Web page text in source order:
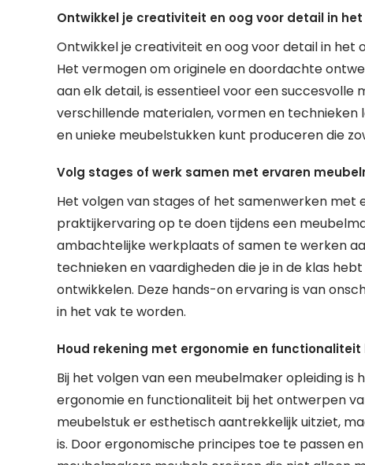
Ontwikkel je creativiteit en oog voor detail in
Ontwikkel je creativiteit en oog voor detail in
Het vermogen om originele en doordachte
aan elk detail, is essentieel voor een
verschillende materialen, vormen en
en unieke meubelstukken kunt produceren die
Volg stages of werk samen met ervaren
Het volgen van stages of het samenwerken met
praktijkervaring op te doen tijdens een
ambachtelijke werkplaats of samen te werken
technieken en vaardigheden die je in de klas
ontwikkelen. Deze hands-on ervaring is van
in het vak te worden.
Houd rekening met ergonomie en
Bij het volgen van een meubelmaker opleiding
ergonomie en functionaliteit bij het ontwerpen
meubelstuk er esthetisch aantrekkelijk uitziet,
is. Door ergonomische principes toe te passen